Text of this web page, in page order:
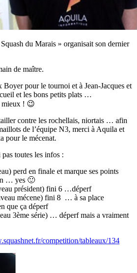
du Marais » organisait son dernier
de maître.
Boyer pour le tournoi et à Jean-Jacques et
et les bons petits plats …
mieux ! 😉
contre les rochellais, niortais … afin
de l’équipe N3, merci à Aquila et
pour le mécenat.
toutes les infos :
perd en finale et marque ses points
… yes 🙂
président) fini 6 …déperf
mécene) fini 8 … à sa place
que ça déperf
3ème série) … déperf mais a vraiment
competition/tableaux/134